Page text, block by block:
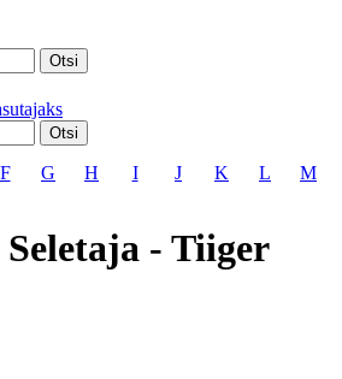
Otsi
Otsi
F G H I J K L M
- Tiiger